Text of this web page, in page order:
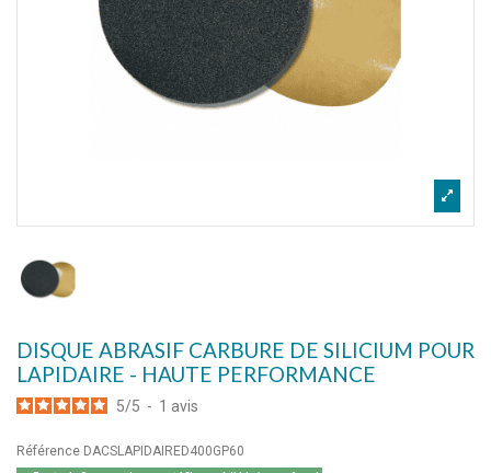
DISQUE ABRASIF CARBURE DE SILICIUM POUR
LAPIDAIRE - HAUTE PERFORMANCE
5/5 - 1 avis
Référence DACSLAPIDAIRED400GP60